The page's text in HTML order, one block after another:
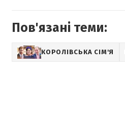
Пов'язані теми:
КОРОЛІВСЬКА СІМ'Я